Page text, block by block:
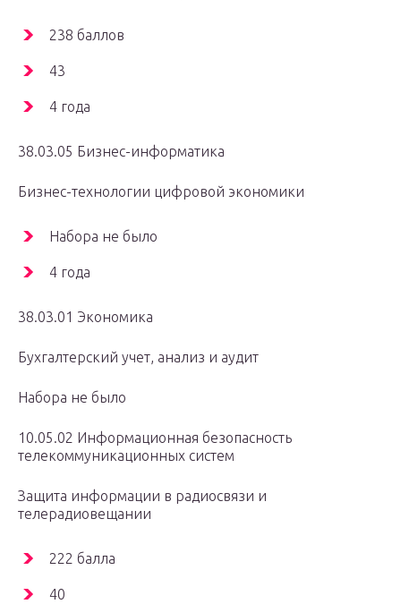
238 баллов
43
4 года
38.03.05 Бизнес-информатика
Бизнес-технологии цифровой экономики
Набора не было
4 года
38.03.01 Экономика
Бухгалтерский учет, анализ и аудит
Набора не было
10.05.02 Информационная безопасность
телекоммуникационных систем
Защита информации в радиосвязи и
телерадиовещании
222 балла
40